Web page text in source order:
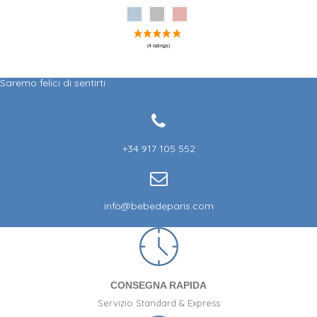
Saremo felici di sentirti
+34 917 105 552
info@bebedeparis.com
CONSEGNA RAPIDA
Servizio Standard & Express